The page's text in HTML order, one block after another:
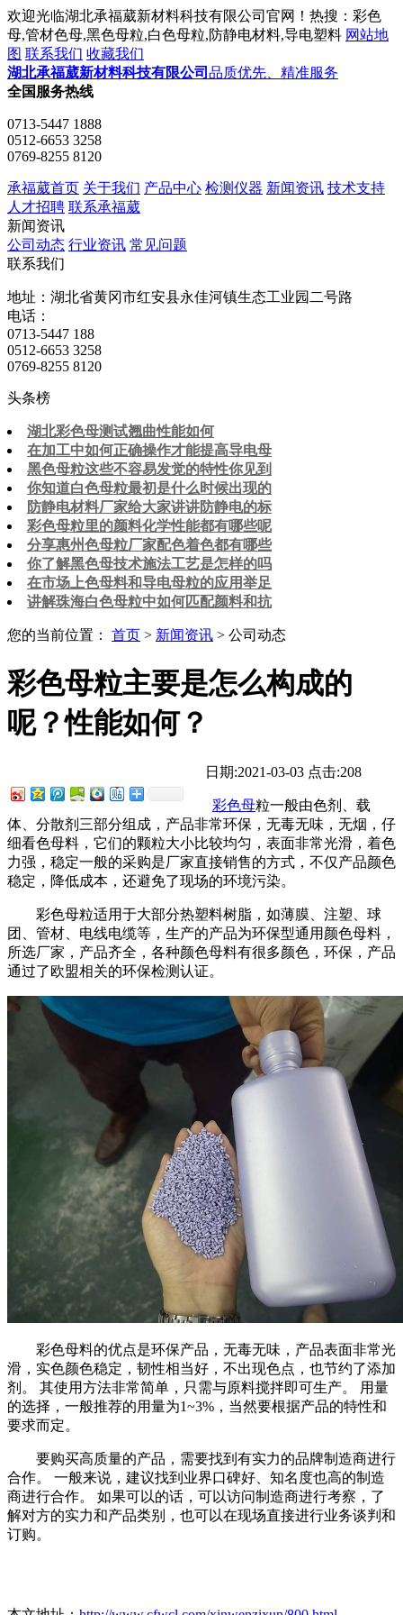
欢迎光临湖北承福葳新材料科技有限公司官网！热搜：彩色
母,管材色母,黑色母粒,白色母粒,防静电材料,导电塑料 网站地
图 联系我们 收藏我们
湖北承福葳新材料科技有限公司 品质优先、精准服务
全国服务热线
0713-5447 1888
0512-6653 3258
0769-8255 8120
承福葳首页 关于我们 产品中心 检测仪器 新闻资讯 技术支持
人才招聘 联系承福葳
新闻资讯
公司动态 行业资讯 常见问题
联系我们
地址：湖北省黄冈市红安县永佳河镇生态工业园二号路
电话：
0713-5447 188
0512-6653 3258
0769-8255 8120
头条榜
湖北彩色母测试翘曲性能如何
在加工中如何正确操作才能提高导电母
黑色母粒这些不容易发觉的特性你见到
你知道白色母粒最初是什么时候出现的
防静电材料厂家给大家讲讲防静电的标
彩色母粒里的颜料化学性能都有哪些呢
分享惠州色母粒厂家配色着色都有哪些
你了解黑色母技术施法工艺是怎样的吗
在市场上色母料和导电母粒的应用举足
讲解珠海白色母粒中如何匹配颜料和抗
您的当前位置： 首页 > 新闻资讯 > 公司动态
彩色母粒主要是怎么构成的
呢？性能如何？
日期:2021-03-03 点击:208
彩色母粒一般由色剂、载
体、分散剂三部分组成，产品非常环保，无毒无味，无烟，仔
细看色母料，它们的颗粒大小比较均匀，表面非常光滑，着色
力强，稳定一般的采购是厂家直接销售的方式，不仅产品颜色
稳定，降低成本，还避免了现场的环境污染。
彩色母粒适用于大部分热塑料树脂，如薄膜、注塑、球
团、管材、电线电缆等，生产的产品为环保型通用颜色母料，
所选厂家，产品齐全，各种颜色母料有很多颜色，环保，产品
通过了欧盟相关的环保检测认证。
彩色母料的优点是环保产品，无毒无味，产品表面非常光
滑，实色颜色稳定，韧性相当好，不出现色点，也节约了添加
剂。 其使用方法非常简单，只需与原料搅拌即可生产。 用量
的选择，一般推荐的用量为1~3%，当然要根据产品的特性和
要求而定。
要购买高质量的产品，需要找到有实力的品牌制造商进行
合作。 一般来说，建议找到业界口碑好、知名度也高的制造
商进行合作。 如果可以的话，可以访问制造商进行考察，了
解对方的实力和产品类别，也可以在现场直接进行业务谈判和
订购。